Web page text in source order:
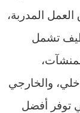
المدربة،
تشمل
والخارجي
توفر أفضل